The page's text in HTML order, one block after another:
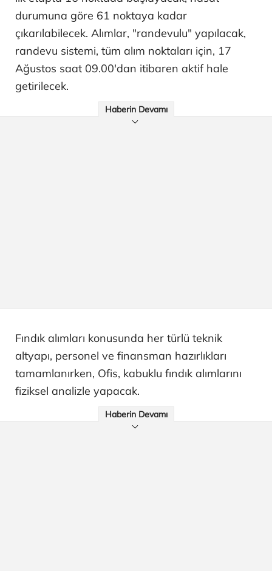
durumuna göre 61 noktaya kadar
çıkarılabilecek. Alımlar, "randevulu" yapılacak,
randevu sistemi, tüm alım noktaları için, 17
Ağustos saat 09.00'dan itibaren aktif hale
getirilecek.
Haberin Devamı
Fındık alımları konusunda her türlü teknik
altyapı, personel ve finansman hazırlıkları
tamamlanırken, Ofis, kabuklu fındık alımlarını
fiziksel analizle yapacak.
Haberin Devamı